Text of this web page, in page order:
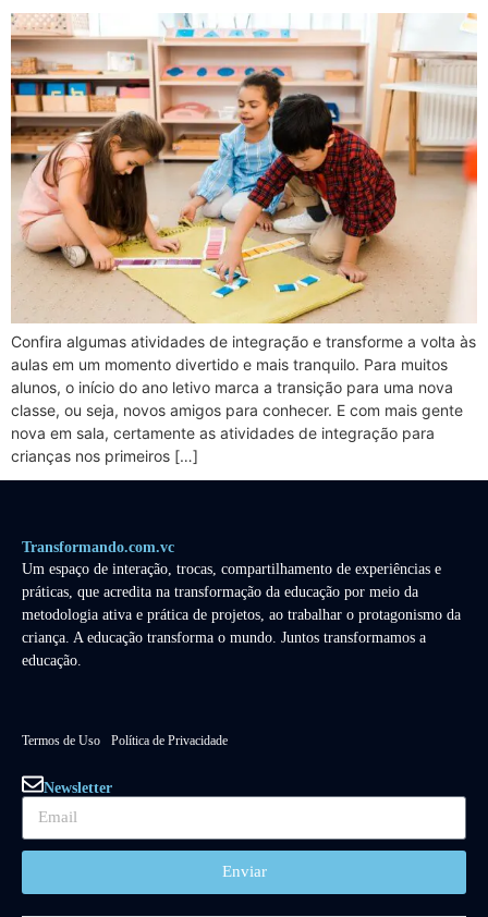
Confira algumas atividades de integração e transforme a volta às
aulas em um momento divertido e mais tranquilo. Para muitos
alunos, o início do ano letivo marca a transição para uma nova
classe, ou seja, novos amigos para conhecer. E com mais gente
nova em sala, certamente as atividades de integração para
crianças nos primeiros […]
Transformando.com.vc
Um espaço de interação, trocas, compartilhamento de experiências e
práticas, que acredita na transformação da educação por meio da
metodologia ativa e prática de projetos, ao trabalhar o protagonismo da
criança. A educação transforma o mundo. Juntos transformamos a
educação.
Termos de Uso Política de Privacidade
Newsletter
Enviar